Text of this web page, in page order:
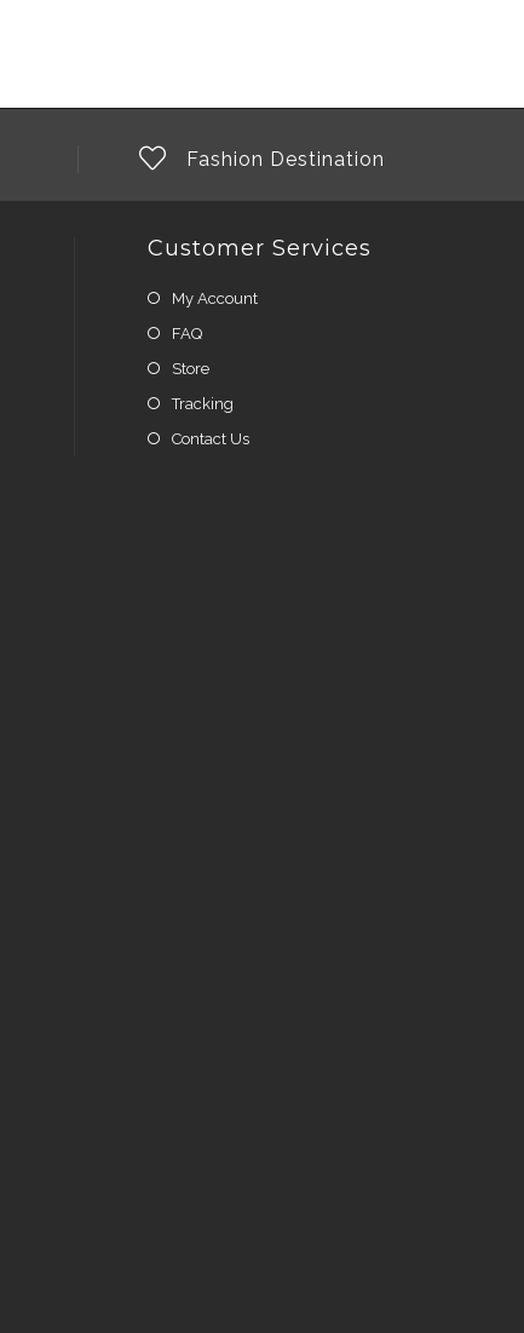
Fashion Destination
Customer Services
My Account
FAQ
Store
Tracking
Contact Us